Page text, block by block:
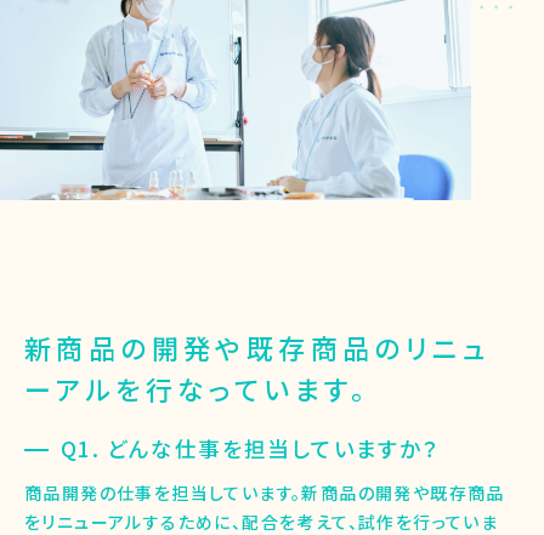
新商品の開発や既存商品のリニュ
ーアルを行なっています。
Q1. どんな仕事を担当していますか？
商品開発の仕事を担当しています。新商品の開発や既存商品
をリニューアルするために、配合を考えて、試作を行っていま